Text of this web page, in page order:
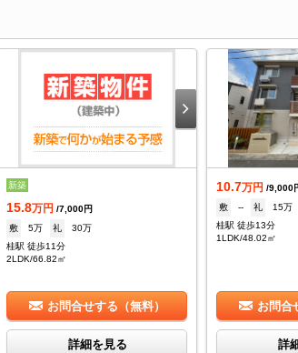
新築
15.8万円 /7,000円
敷
5万 礼
30万
桂駅 徒歩11分
2LDK/66.82㎡
お問合せする（無料）
詳細を見る
10.7万円 /9,000
敷
-- 礼
15万
桂駅 徒歩13分
1LDK/48.02㎡
お問合
詳